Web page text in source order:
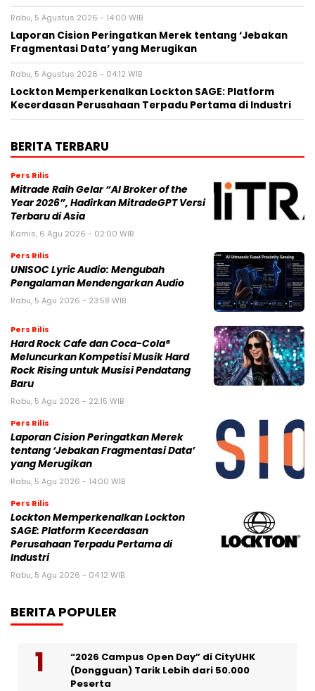
Rabu, 5 Agustus 2026 - 14:00 WIB
Laporan Cision Peringatkan Merek tentang ‘Jebakan
Fragmentasi Data’ yang Merugikan
Rabu, 5 Agustus 2026 - 04:12 WIB
Lockton Memperkenalkan Lockton SAGE: Platform
Kecerdasan Perusahaan Terpadu Pertama di Industri
BERITA TERBARU
Pers Rilis
Mitrade Raih Gelar “AI Broker of the
Year 2026”, Hadirkan MitradeGPT Versi
Terbaru di Asia
Kamis, 6 Agu 2026 - 02:00 WIB
Pers Rilis
UNISOC Lyric Audio: Mengubah
Pengalaman Mendengarkan Audio
Rabu, 5 Agu 2026 - 23:58 WIB
Pers Rilis
Hard Rock Cafe dan Coca-Cola®
Meluncurkan Kompetisi Musik Hard
Rock Rising untuk Musisi Pendatang
Baru
Rabu, 5 Agu 2026 - 22:15 WIB
Pers Rilis
Laporan Cision Peringatkan Merek
tentang ‘Jebakan Fragmentasi Data’
yang Merugikan
Rabu, 5 Agu 2026 - 14:00 WIB
Pers Rilis
Lockton Memperkenalkan Lockton
SAGE: Platform Kecerdasan
Perusahaan Terpadu Pertama di
Industri
Rabu, 5 Agu 2026 - 04:12 WIB
BERITA POPULER
“2026 Campus Open Day” di CityUHK
(Dongguan) Tarik Lebih dari 50.000
Peserta